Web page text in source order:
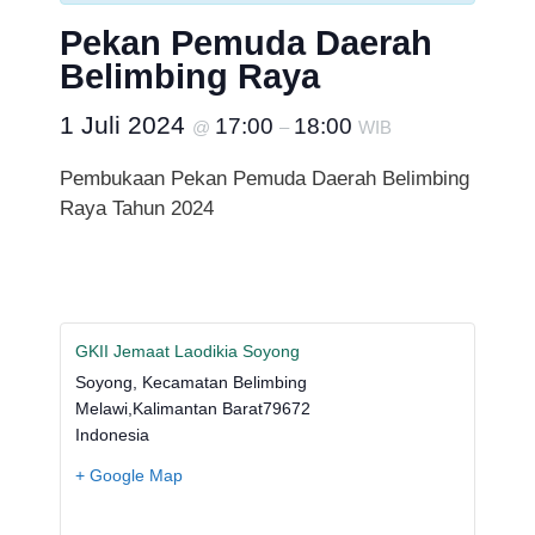
Pekan Pemuda Daerah
Belimbing Raya
1 Juli 2024 @ 17:00 – 18:00 WIB
Pembukaan Pekan Pemuda Daerah Belimbing
Raya Tahun 2024
GKII Jemaat Laodikia Soyong
Soyong, Kecamatan Belimbing
Melawi,Kalimantan Barat79672
Indonesia
+ Google Map